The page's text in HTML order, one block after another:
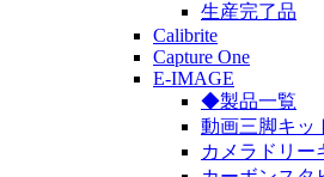
生産完了品
Calibrite
Capture One
E-IMAGE
◆製品一覧
動画三脚キッ
カメラドリー